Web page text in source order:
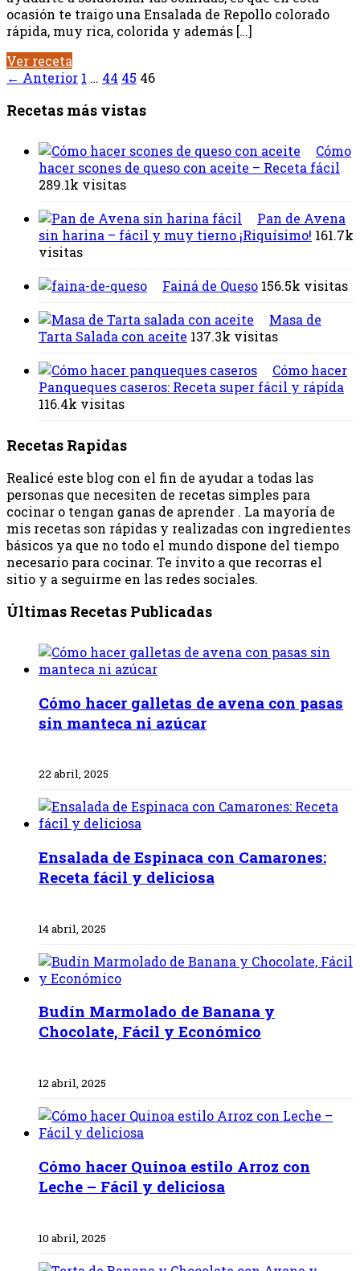
ocasión te traigo una Ensalada de Repollo colorado
rápida, muy rica, colorida y además […]
Ver receta
← Anterior 1 … 44 45 46
Recetas más vistas
Cómo
hacer scones de queso con aceite – Receta fácil
289.1k visitas
Pan de Avena
sin harina – fácil y muy tierno ¡Riquísimo! 161.7k
visitas
Fainá de Queso 156.5k visitas
Masa de
Tarta Salada con aceite 137.3k visitas
Cómo hacer
Panqueques caseros: Receta super fácil y rápída
116.4k visitas
Recetas Rapidas
Realicé este blog con el fin de ayudar a todas las
personas que necesiten de recetas simples para
cocinar o tengan ganas de aprender . La mayoría de
mis recetas son rápidas y realizadas con ingredientes
básicos ya que no todo el mundo dispone del tiempo
necesario para cocinar. Te invito a que recorras el
sitio y a seguirme en las redes sociales.
Últimas Recetas Publicadas
Cómo hacer galletas de avena con pasas
sin manteca ni azúcar
22 abril, 2025
Ensalada de Espinaca con Camarones:
Receta fácil y deliciosa
14 abril, 2025
Budín Marmolado de Banana y
Chocolate, Fácil y Económico
12 abril, 2025
Cómo hacer Quinoa estilo Arroz con
Leche – Fácil y deliciosa
10 abril, 2025